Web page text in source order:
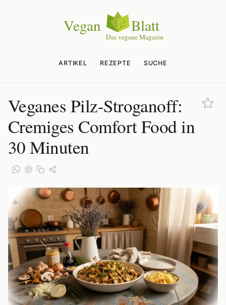
ARTIKEL REZEPTE SUCHE
Veganes Pilz-Stroganoff:
Cremiges Comfort Food in
30 Minuten